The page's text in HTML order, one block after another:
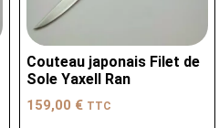
Couteau japonais Filet de
Sole Yaxell Ran
159,00 € TTC